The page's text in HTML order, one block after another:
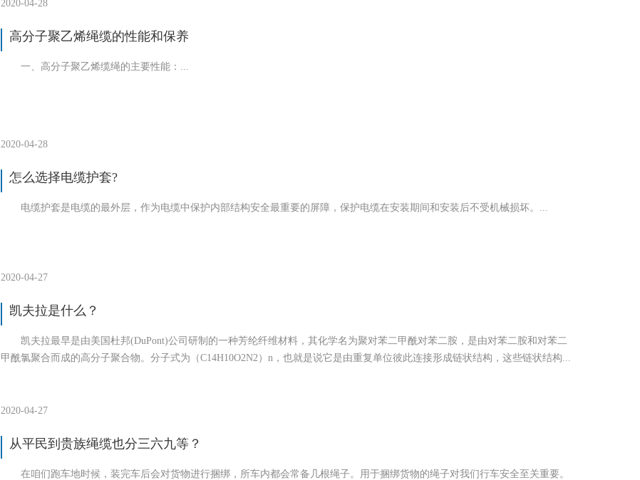
2020-04-28
高分子聚乙烯绳缆的性能和保养
一、高分子聚乙烯缆绳的主要性能：...
2020-04-28
怎么选择电缆护套?
电缆护套是电缆的最外层，作为电缆中保护内部结构安全最重要的屏障，保护电缆在安装期间和安装后不受机械损坏。...
2020-04-27
凯夫拉是什么？
凯夫拉最早是由美国杜邦(DuPont)公司研制的一种芳纶纤维材料，其化学名为聚对苯二甲酰对苯二胺，是由对苯二胺和对苯二
甲酰氯聚合而成的高分子聚合物。分子式为（C14H10O2N2）n，也就是说它是由重复单位彼此连接形成链状结构，这些链状结构...
2020-04-27
从平民到贵族绳缆也分三六九等？
在咱们跑车地时候，装完车后会对货物进行捆绑，所车内都会常备几根绳子。用于捆绑货物的绳子对我们行车安全至关重要。